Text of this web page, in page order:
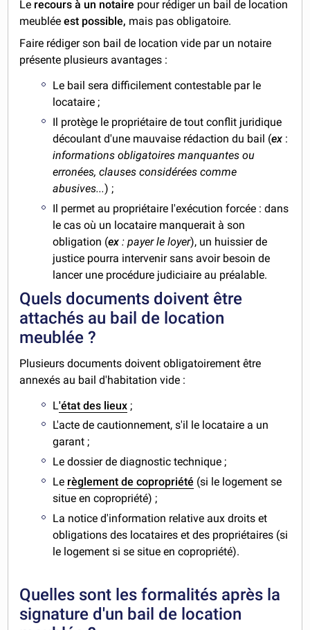
Le recours à un notaire pour rédiger un bail de location
meubléeest possible, mais pas obligatoire.
Faire rédiger son bail de location vide par un notaire
présente plusieurs avantages :
Le bail sera difficilement contestable par le
locataire ;
Il protège le propriétaire de tout conflit juridique
découlant d'une mauvaise rédaction du bail (ex :
informations obligatoires manquantes ou
erronées, clauses considérées comme
abusives...) ;
Il permet au propriétaire l'exécution forcée : dans
le cas où un locataire manquerait à son
obligation (ex: payer le loyer), un huissier de
justice pourra intervenir sans avoir besoin de
lancer une procédure judiciaire au préalable.
Quels documents doivent être
attachés au bail de location
meublée ?
Plusieurs documents doivent obligatoirement être
annexés au bail d'habitation vide :
L'état des lieux ;
L'acte de cautionnement, s'il le locataire a un
garant ;
Le dossier de diagnostic technique ;
Le règlement de copropriété (si le logement se
situe en copropriété) ;
La notice d'information relative aux droits et
obligations des locataires et des propriétaires (si
le logement si se situe en copropriété).
Quelles sont les formalités après la
signature d'un bail de location